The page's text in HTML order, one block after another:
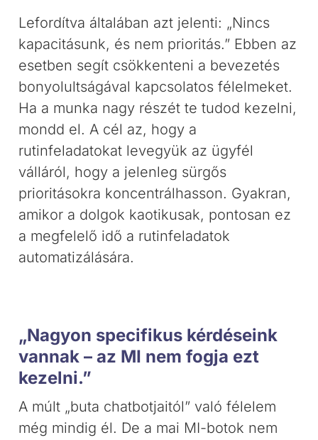
Lefordítva általában azt jelenti: „Nincs
kapacitásunk, és nem prioritás.” Ebben az
esetben segít csökkenteni a bevezetés
bonyolultságával kapcsolatos félelmeket.
Ha a munka nagy részét te tudod kezelni,
mondd el. A cél az, hogy a
rutinfeladatokat levegyük az ügyfél
válláról, hogy a jelenleg sürgős
prioritásokra koncentrálhasson. Gyakran,
amikor a dolgok kaotikusak, pontosan ez
a megfelelő idő a rutinfeladatok
automatizálására.
„Nagyon specifikus kérdéseink
vannak – az MI nem fogja ezt
kezelni.”
A múlt „buta chatbotjaitól” való félelem
még mindig él. De a mai MI-botok nem